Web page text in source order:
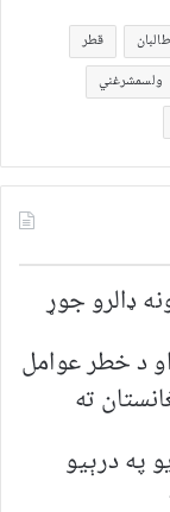
طالبان
قطر
ولسمشرغني
چاڼځای په ۳۰ میلیونه ډالرو جوړ
د خطر عوامل
افغانستان ته
په درېیو